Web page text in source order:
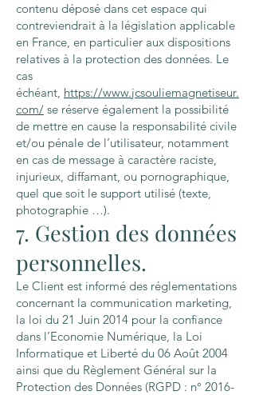
contenu déposé dans cet espace qui
contreviendrait à la législation applicable
en France, en particulier aux dispositions
relatives à la protection des données. Le
cas
échéant, https://www.jcsouliemagnetiseur.
com/ se réserve également la possibilité
de mettre en cause la responsabilité civile
et/ou pénale de l’utilisateur, notamment
en cas de message à caractère raciste,
injurieux, diffamant, ou pornographique,
quel que soit le support utilisé (texte,
photographie …).
7. Gestion des données
personnelles.
Le Client est informé des réglementations
concernant la communication marketing,
la loi du 21 Juin 2014 pour la confiance
dans l’Economie Numérique, la Loi
Informatique et Liberté du 06 Août 2004
ainsi que du Règlement Général sur la
Protection des Données (RGPD : n° 2016-